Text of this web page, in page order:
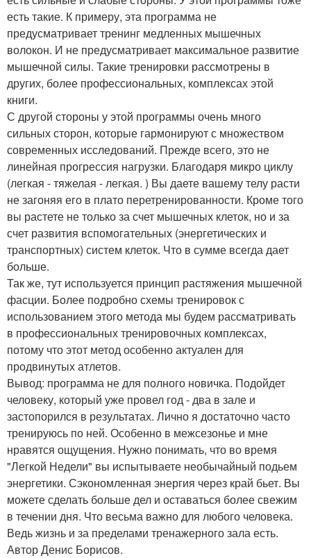
есть такие. К примеру, эта программа не
предусматривает тренинг медленных мышечных
волокон. И не предусматривает максимальное развитие
мышечной силы. Такие тренировки рассмотрены в
других, более профессиональных, комплексах этой
книги.
С другой стороны у этой программы очень много
сильных сторон, которые гармонируют с множеством
современных исследований. Прежде всего, это не
линейная прогрессия нагрузки. Благодаря микро циклу
(легкая - тяжелая - легкая. ) Вы даете вашему телу расти
не загоняя его в плато перетренированности. Кроме того
вы растете не только за счет мышечных клеток, но и за
счет развития вспомогательных (энергетических и
транспортных) систем клеток. Что в сумме всегда дает
больше.
Так же, тут используется принцип растяжения мышечной
фасции. Более подробно схемы тренировок с
использованием этого метода мы будем рассматривать
в профессиональных тренировочных комплексах,
потому что этот метод особенно актуален для
продвинутых атлетов.
Вывод: программа не для полного новичка. Подойдет
человеку, который уже провел год - два в зале и
застопорился в результатах. Лично я достаточно часто
тренируюсь по ней. Особенно в межсезонье и мне
нравятся ощущения. Нужно понимать, что во время
"Легкой Недели" вы испытываете необычайный подьем
энергетики. Сэкономленная энергия через край бьет. Вы
можете сделать больше дел и оставаться более свежим
в течении дня. Что весьма важно для любого человека.
Ведь жизнь и за пределами тренажерного зала есть.
Автор Денис Борисов.